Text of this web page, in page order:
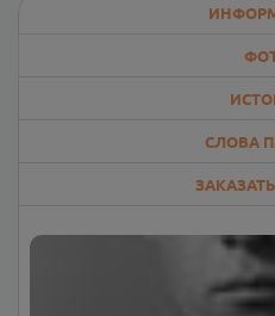
СЛОВА